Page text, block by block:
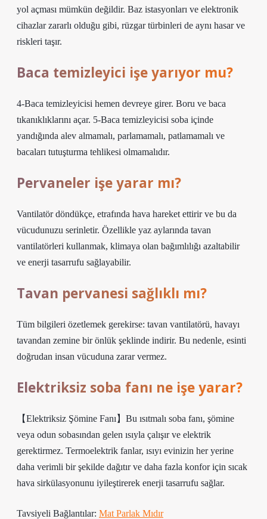
yol açması mümkün değildir. Baz istasyonları ve elektronik
cihazlar zararlı olduğu gibi, rüzgar türbinleri de aynı hasar ve
riskleri taşır.
Baca temizleyici işe yarıyor mu?
4-Baca temizleyicisi hemen devreye girer. Boru ve baca
tıkanıklıklarını açar. 5-Baca temizleyicisi soba içinde
yandığında alev almamalı, parlamamalı, patlamamalı ve
bacaları tutuşturma tehlikesi olmamalıdır.
Pervaneler işe yarar mı?
Vantilatör döndükçe, etrafında hava hareket ettirir ve bu da
vücudunuzu serinletir. Özellikle yaz aylarında tavan
vantilatörleri kullanmak, klimaya olan bağımlılığı azaltabilir
ve enerji tasarrufu sağlayabilir.
Tavan pervanesi sağlıklı mı?
Tüm bilgileri özetlemek gerekirse: tavan vantilatörü, havayı
tavandan zemine bir önlük şeklinde indirir. Bu nedenle, esinti
doğrudan insan vücuduna zarar vermez.
Elektriksiz soba fanı ne işe yarar?
【Elektriksiz Şömine Fanı】Bu ısıtmalı soba fanı, şömine
veya odun sobasından gelen ısıyla çalışır ve elektrik
gerektirmez. Termoelektrik fanlar, ısıyı evinizin her yerine
daha verimli bir şekilde dağıtır ve daha fazla konfor için sıcak
hava sirkülasyonunu iyileştirerek enerji tasarrufu sağlar.
Tavsiyeli Bağlantılar: Mat Parlak Mıdır